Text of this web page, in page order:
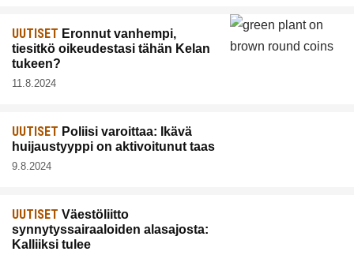
UUTISET Eronnut vanhempi,
tiesitkö oikeudestasi tähän Kelan
tukeen?
11.8.2024
UUTISET Poliisi varoittaa: Ikävä
huijaustyyppi on aktivoitunut taas
9.8.2024
UUTISET Väestöliitto
synnytyssairaaloiden alasajosta:
Kalliiksi tulee